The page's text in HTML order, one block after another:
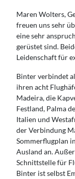
Maren Wolters,
freuen uns sehr
eine sehr
gerüstet sind.
Leidenschaft für
Binter verbindet
ihren acht
Madeira, die
Festland, Palma
Italien und
der Verbindung
Sommerflugplan
Ausland an.
Schnittstelle für
Binter ist selbst